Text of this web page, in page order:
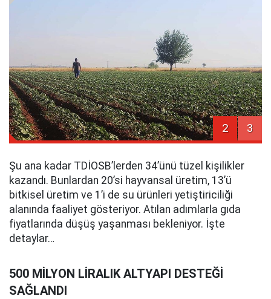
2 3
Şu ana kadar TDİOSB’lerden 34’ünü tüzel kişilikler
kazandı. Bunlardan 20’si hayvansal üretim, 13’ü
bitkisel üretim ve 1’i de su ürünleri yetiştiriciliği
alanında faaliyet gösteriyor. Atılan adımlarla gıda
fiyatlarında düşüş yaşanması bekleniyor. İşte
detaylar…
500 MİLYON LİRALIK ALTYAPI DESTEĞİ
SAĞLANDI